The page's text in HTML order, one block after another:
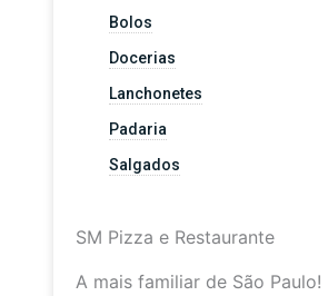
Bolos
Docerias
Lanchonetes
Padaria
Salgados
SM Pizza e Restaurante
A mais familiar de São Paulo!